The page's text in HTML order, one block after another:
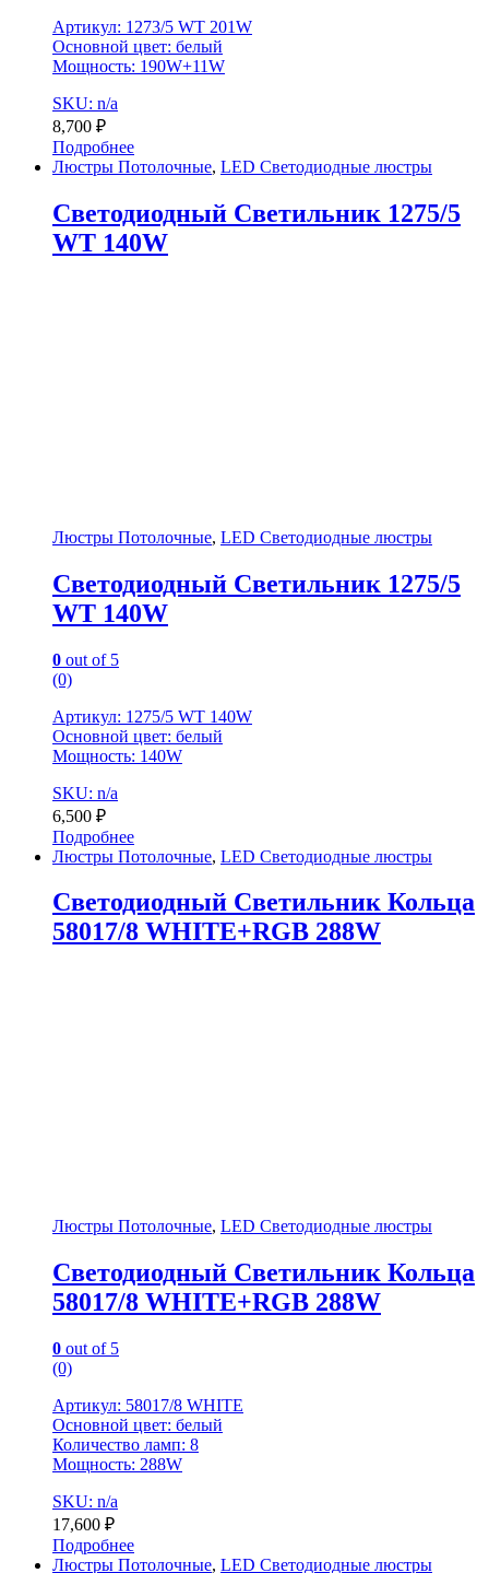
Артикул: 1273/5 WT 201W
Основной цвет: белый
Мощность: 190W+11W
SKU: n/a
8,700 ₽
Подробнее
Люстры Потолочные, LED Светодиодные люстры
Светодиодный Светильник 1275/5
WT 140W
Люстры Потолочные, LED Светодиодные люстры
Светодиодный Светильник 1275/5
WT 140W
0 out of 5
(0)
Артикул: 1275/5 WT 140W
Основной цвет: белый
Мощность: 140W
SKU: n/a
6,500 ₽
Подробнее
Люстры Потолочные, LED Светодиодные люстры
Светодиодный Светильник Кольца
58017/8 WHITE+RGB 288W
Люстры Потолочные, LED Светодиодные люстры
Светодиодный Светильник Кольца
58017/8 WHITE+RGB 288W
0 out of 5
(0)
Артикул: 58017/8 WHITE
Основной цвет: белый
Количество ламп: 8
Мощность: 288W
SKU: n/a
17,600 ₽
Подробнее
Люстры Потолочные, LED Светодиодные люстры